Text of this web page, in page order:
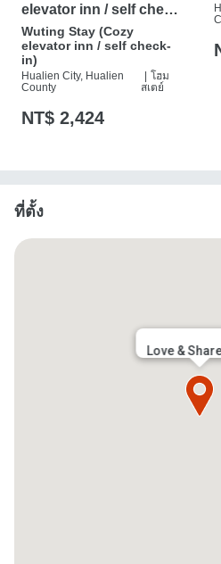
elevator inn / self check-
in)
Wuting Stay (Cozy
elevator inn / self check-
in)
Hualien City, Hualien
County
| โฮม
สเตย์
NT$ 2,424
ที่ตั้ง
Love &